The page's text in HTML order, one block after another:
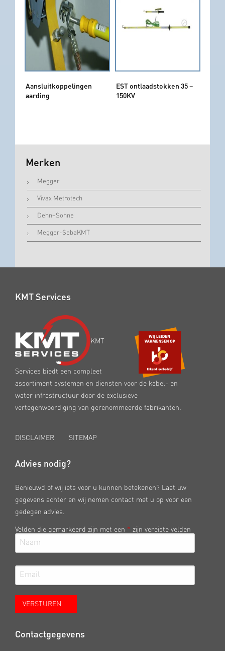
Aansluitkoppelingen
aarding
EST ontlaadstokken 35 –
150KV
Merken
Megger
Vivax Metrotech
Dehn+Sohne
Megger-SebaKMT
KMT Services
KMT
Services biedt een compleet
assortiment systemen en diensten voor de kabel- en
water infrastructuur door de exclusieve
vertegenwoordiging van gerenommeerde fabrikanten.
DISCLAIMER SITEMAP
Advies nodig?
Benieuwd of wij iets voor u kunnen betekenen? Laat uw
gegevens achter en wij nemen contact met u op voor een
gedegen advies.
Velden die gemarkeerd zijn met een * zijn vereiste velden
Contactgegevens